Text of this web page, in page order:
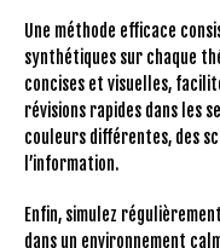
Une méthode efficace
synthétiques sur chaque
concises et visuelles,
révisions rapides dans les
couleurs différentes, des
l’information.
Enfin, simulez
dans un environnement